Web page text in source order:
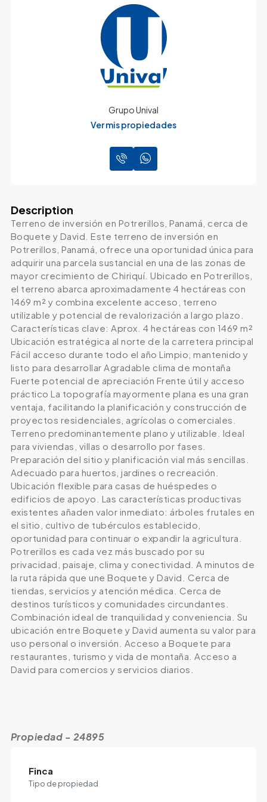
Grupo Unival
Ver mis propiedades
Description
Terreno de inversión en Potrerillos, Panamá, cerca de
Boquete y David. Este terreno de inversión en
Potrerillos, Panamá, ofrece una oportunidad única para
adquirir una parcela sustancial en una de las zonas de
mayor crecimiento de Chiriquí. Ubicado en Potrerillos,
el terreno abarca aproximadamente 4 hectáreas con
1469 m² y combina excelente acceso, terreno
utilizable y potencial de revalorización a largo plazo.
Características clave: Aprox. 4 hectáreas con 1469 m²
Ubicación estratégica al norte de la carretera principal
Fácil acceso durante todo el año Limpio, mantenido y
listo para desarrollar Agradable clima de montaña
Fuerte potencial de apreciación Frente útil y acceso
práctico La topografía mayormente plana es una gran
ventaja, facilitando la planificación y construcción de
proyectos residenciales, agrícolas o comerciales.
Terreno predominantemente plano y utilizable. Ideal
para viviendas, villas o desarrollo por fases.
Preparación del sitio y planificación vial más sencillas.
Adecuado para huertos, jardines o recreación.
Ubicación flexible para casas de huéspedes o
edificios de apoyo. Las características productivas
existentes añaden valor inmediato: árboles frutales en
el sitio, cultivo de tubérculos establecido,
oportunidad para continuar o expandir la agricultura.
Potrerillos es cada vez más buscado por su
privacidad, paisaje, clima y conectividad. A minutos de
la ruta rápida que une Boquete y David. Cerca de
tiendas, servicios y atención médica. Cerca de
destinos turísticos y comunidades circundantes.
Combinación ideal de tranquilidad y conveniencia. Su
ubicación entre Boquete y David aumenta su valor para
uso personal o inversión. Acceso a Boquete para
restaurantes, turismo y vida de montaña. Acceso a
David para comercios y servicios diarios.
Propiedad - 24895
Finca
Tipo de propiedad